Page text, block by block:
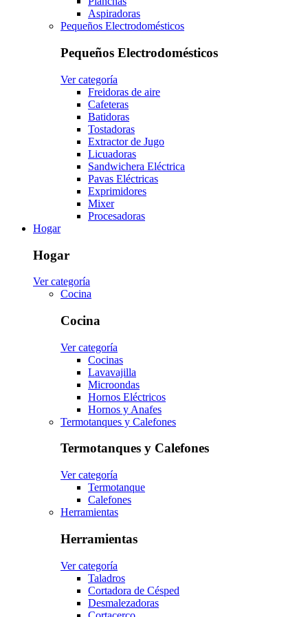
Aspiradoras
Pequeños Electrodomésticos
Pequeños Electrodomésticos
Ver categoría
Freidoras de aire
Cafeteras
Batidoras
Tostadoras
Extractor de Jugo
Licuadoras
Sandwichera Eléctrica
Pavas Eléctricas
Exprimidores
Mixer
Procesadoras
Hogar
Hogar
Ver categoría
Cocina
Cocina
Ver categoría
Cocinas
Lavavajilla
Microondas
Hornos Eléctricos
Hornos y Anafes
Termotanques y Calefones
Termotanques y Calefones
Ver categoría
Termotanque
Calefones
Herramientas
Herramientas
Ver categoría
Taladros
Cortadora de Césped
Desmalezadoras